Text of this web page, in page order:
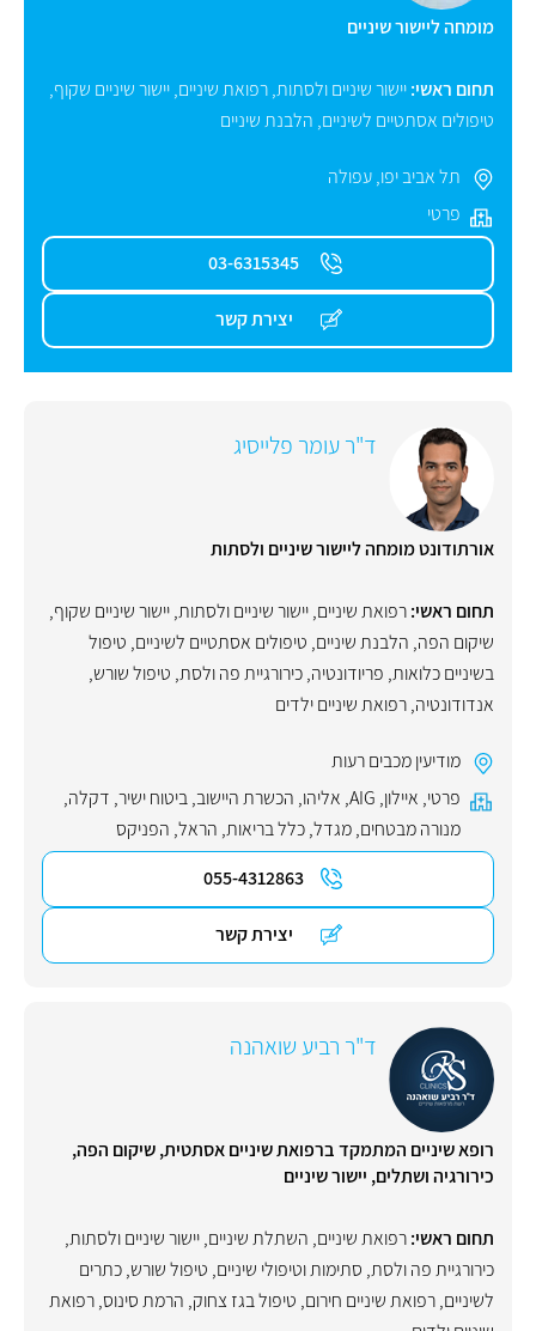
מומחה ליישור שיניים
תחום ראשי:יישור שיניים ולסתות,רפואת שיניים,יישור שיניים שקוף,
טיפולים אסתטיים לשיניים, הלבנת שיניים
תל אביב יפו,עפולה
פרטי
03-6315345
יצירת קשר
ד"ר עומר פלייסיג
אורתודונט מומחה ליישור שיניים ולסתות
תחום ראשי:רפואת שיניים,יישור שיניים ולסתות,יישור שיניים שקוף,
שיקום הפה, הלבנת שיניים, טיפולים אסתטיים לשיניים, טיפול
בשיניים כלואות, פריודונטיה,כירורגיית פה ולסת, טיפול שורש,
אנדודונטיה,רפואת שיניים ילדים
מודיעין מכבים רעות
פרטי, איילון,
AIG
, אליהו, הכשרת היישוב,ביטוח ישיר, דקלה,
מנורה מבטחים,מגדל,כלל בריאות, הראל, הפניקס
055-4312863
יצירת קשר
ד"ר רביע שואהנה
רופא שיניים המתמקד ברפואת שיניים אסתטית, שיקום הפה,
כירורגיה ושתלים, יישור שיניים
תחום ראשי:רפואת שיניים, השתלת שיניים,יישור שיניים ולסתות,
כירורגיית פה ולסת, סתימות וטיפולי שיניים, טיפול שורש,כתרים
לשיניים,רפואת שיניים חירום, טיפול בגז צחוק, הרמת סינוס,רפואת